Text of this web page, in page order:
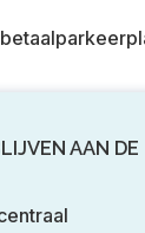
AAN DE